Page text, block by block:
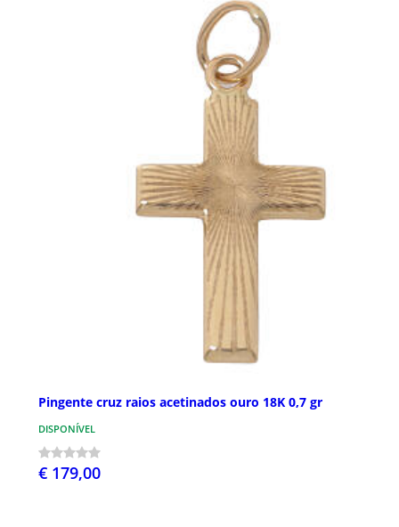
Pingente cruz raios acetinados ouro 18K 0,7 gr
DISPONÍVEL
€ 179,00